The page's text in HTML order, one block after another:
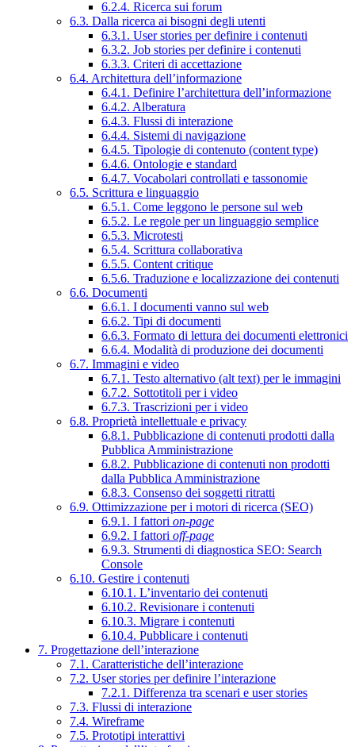
6.2.4. Ricerca sui forum
6.3. Dalla ricerca ai bisogni degli utenti
6.3.1. User stories per definire i contenuti
6.3.2. Job stories per definire i contenuti
6.3.3. Criteri di accettazione
6.4. Architettura dell’informazione
6.4.1. Definire l’architettura dell’informazione
6.4.2. Alberatura
6.4.3. Flussi di interazione
6.4.4. Sistemi di navigazione
6.4.5. Tipologie di contenuto (content type)
6.4.6. Ontologie e standard
6.4.7. Vocabolari controllati e tassonomie
6.5. Scrittura e linguaggio
6.5.1. Come leggono le persone sul web
6.5.2. Le regole per un linguaggio semplice
6.5.3. Microtesti
6.5.4. Scrittura collaborativa
6.5.5. Content critique
6.5.6. Traduzione e localizzazione dei contenuti
6.6. Documenti
6.6.1. I documenti vanno sul web
6.6.2. Tipi di documenti
6.6.3. Formato di lettura dei documenti elettronici
6.6.4. Modalità di produzione dei documenti
6.7. Immagini e video
6.7.1. Testo alternativo (alt text) per le immagini
6.7.2. Sottotitoli per i video
6.7.3. Trascrizioni per i video
6.8. Proprietà intellettuale e privacy
6.8.1. Pubblicazione di contenuti prodotti dalla
Pubblica Amministrazione
6.8.2. Pubblicazione di contenuti non prodotti
dalla Pubblica Amministrazione
6.8.3. Consenso dei soggetti ritratti
6.9. Ottimizzazione per i motori di ricerca (SEO)
6.9.1. I fattori on-page
6.9.2. I fattori off-page
6.9.3. Strumenti di diagnostica SEO: Search
Console
6.10. Gestire i contenuti
6.10.1. L’inventario dei contenuti
6.10.2. Revisionare i contenuti
6.10.3. Migrare i contenuti
6.10.4. Pubblicare i contenuti
7. Progettazione dell’interazione
7.1. Caratteristiche dell’interazione
7.2. User stories per definire l’interazione
7.2.1. Differenza tra scenari e user stories
7.3. Flussi di interazione
7.4. Wireframe
7.5. Prototipi interattivi